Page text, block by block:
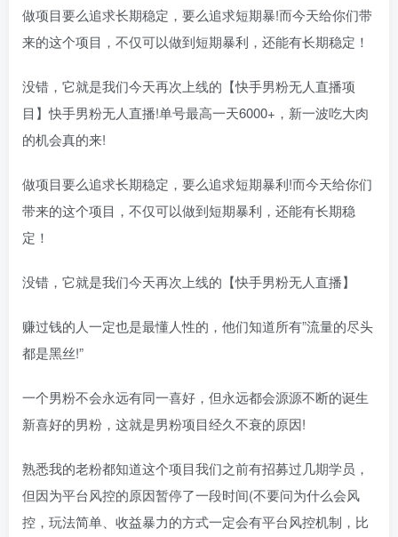
做项目要么追求长期稳定，要么追求短期暴!而今天给你们带
来的这个项目，不仅可以做到短期暴利，还能有长期稳定！
没错，它就是我们今天再次上线的【快手男粉无人直播项
目】快手男粉无人直播!单号最高一天6000+，新一波吃大肉
的机会真的来!
做项目要么追求长期稳定，要么追求短期暴利!而今天给你们
带来的这个项目，不仅可以做到短期暴利，还能有长期稳
定！
没错，它就是我们今天再次上线的【快手男粉无人直播】
赚过钱的人一定也是最懂人性的，他们知道所有”流量的尽头
都是黑丝!”
一个男粉不会永远有同一喜好，但永远都会源源不断的诞生
新喜好的男粉，这就是男粉项目经久不衰的原因!
熟悉我的老粉都知道这个项目我们之前有招募过几期学员，
但因为平台风控的原因暂停了一段时间(不要问为什么会风
控，玩法简单、收益暴力的方式一定会有平台风控机制，比